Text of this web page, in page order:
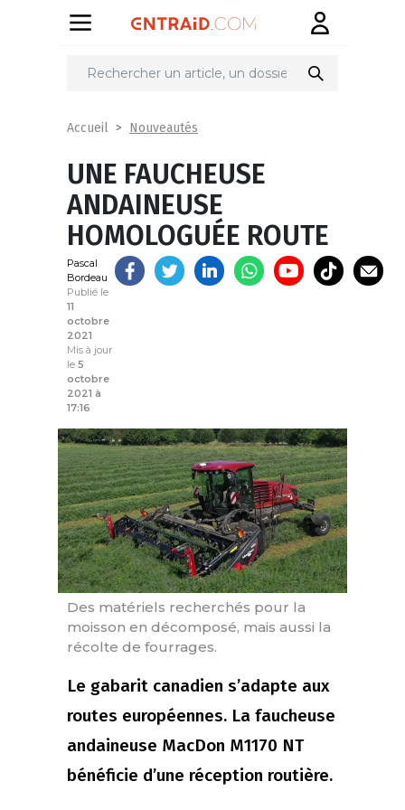
Partager
Accueil Nouveautés
UNE FAUCHEUSE
ANDAINEUSE
HOMOLOGUÉE ROUTE
Pascal
Bordeau
Publié le
11
octobre
2021
Mis à jour
le 5
octobre
2021 à
17:16
Des matériels recherchés pour la
moisson en décomposé, mais aussi la
récolte de fourrages.
Le gabarit canadien s’adapte aux
routes européennes. La faucheuse
andaineuse MacDon M1170 NT
bénéficie d’une réception routière.